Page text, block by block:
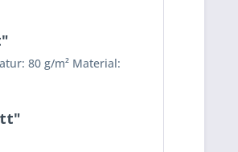
80 g/m² Material: